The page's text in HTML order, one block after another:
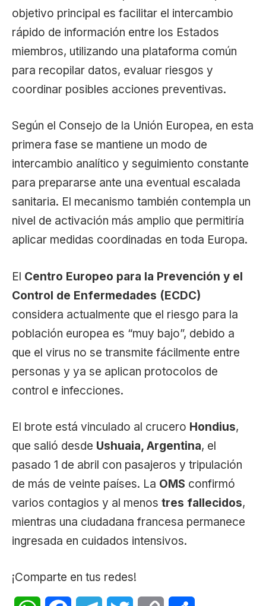
objetivo principal es facilitar el intercambio
rápido de información entre los Estados
miembros, utilizando una plataforma común
para recopilar datos, evaluar riesgos y
coordinar posibles acciones preventivas.
Según el Consejo de la Unión Europea, en esta
primera fase se mantiene un modo de
intercambio analítico y seguimiento constante
para prepararse ante una eventual escalada
sanitaria. El mecanismo también contempla un
nivel de activación más amplio que permitiría
aplicar medidas coordinadas en toda Europa.
El Centro Europeo para la Prevención y el
Control de Enfermedades (ECDC)
considera actualmente que el riesgo para la
población europea es “muy bajo”, debido a
que el virus no se transmite fácilmente entre
personas y ya se aplican protocolos de
control e infecciones.
El brote está vinculado al crucero Hondius,
que salió desde Ushuaia, Argentina, el
pasado 1 de abril con pasajeros y tripulación
de más de veinte países. La OMS confirmó
varios contagios y al menos tres fallecidos,
mientras una ciudadana francesa permanece
ingresada en cuidados intensivos.
¡Comparte en tus redes!